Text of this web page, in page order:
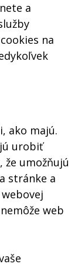
a
na
ako majú.
urobiť
umožňujú
stránke a
web